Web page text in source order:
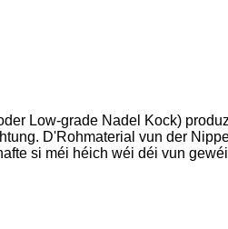
Low-grade Nadel Kock)
D'Rohmaterial vun der
si méi héich wéi déi vun